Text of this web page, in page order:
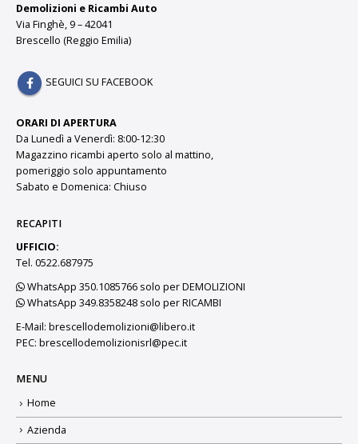
Demolizioni e Ricambi Auto
Via Finghè, 9 – 42041
Brescello (Reggio Emilia)
SEGUICI SU FACEBOOK
ORARI DI APERTURA
Da Lunedì a Venerdì: 8:00-12:30
Magazzino ricambi aperto solo al mattino,
pomeriggio solo appuntamento
Sabato e Domenica: Chiuso
RECAPITI
UFFICIO:
Tel. 0522.687975
WhatsApp 350.1085766 solo per DEMOLIZIONI
WhatsApp 349.8358248 solo per RICAMBI
E-Mail: brescellodemolizioni@libero.it
PEC: brescellodemolizionisrl@pec.it
MENU
Home
Azienda